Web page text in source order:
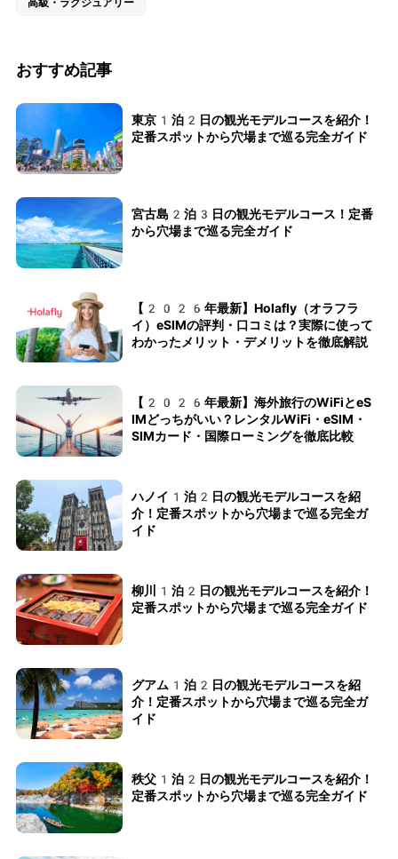
高級・ラグジュアリー
おすすめ記事
東京1泊2日の観光モデルコースを紹介！
定番スポットから穴場まで巡る完全ガイド
宮古島2泊3日の観光モデルコース！定番
から穴場まで巡る完全ガイド
【2026年最新】Holafly（オラフラ
イ）eSIMの評判・口コミは？実際に使って
わかったメリット・デメリットを徹底解説
【2026年最新】海外旅行のWiFiとeS
IMどっちがいい？レンタルWiFi・eSIM・
SIMカード・国際ローミングを徹底比較
ハノイ1泊2日の観光モデルコースを紹
介！定番スポットから穴場まで巡る完全ガ
イド
柳川1泊2日の観光モデルコースを紹介！
定番スポットから穴場まで巡る完全ガイド
グアム1泊2日の観光モデルコースを紹
介！定番スポットから穴場まで巡る完全ガ
イド
秩父1泊2日の観光モデルコースを紹介！
定番スポットから穴場まで巡る完全ガイド